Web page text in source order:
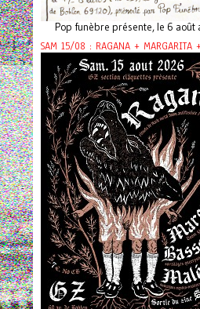
Pop funèbre présente, le 6 août
SAM 15/08 : RAGANA + MARGARITA